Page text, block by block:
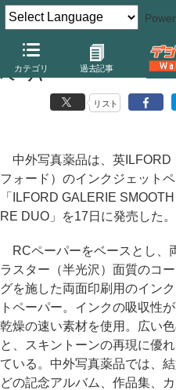
カテゴリ 過去記事
イルフォード、半光沢の両
ペーパー
リスト
中外写真薬品は、英ILFORD
フォード）のインクジェット
「ILFORD GALERIE
RE DUO」を17日に発売した。
RCペーパーをベースとし、
ラスター（半光沢）面質のコ
グを施した両面印刷用のイン
トペーパー。インクの吸収性が
乾燥の速い素材を使用。広い
と、スキントーンの再現に優
ている。中外写真薬品では、
どの記念アルバム、作品集、